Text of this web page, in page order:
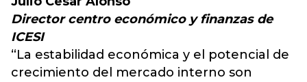
Director centro económico y finanzas de
ICESI
“La estabilidad económica y el potencial de
crecimiento del mercado interno son